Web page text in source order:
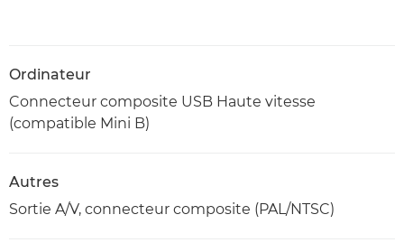
Ordinateur
Connecteur composite USB Haute vitesse
(compatible Mini B)
Autres
Sortie A/V, connecteur composite (PAL/NTSC)